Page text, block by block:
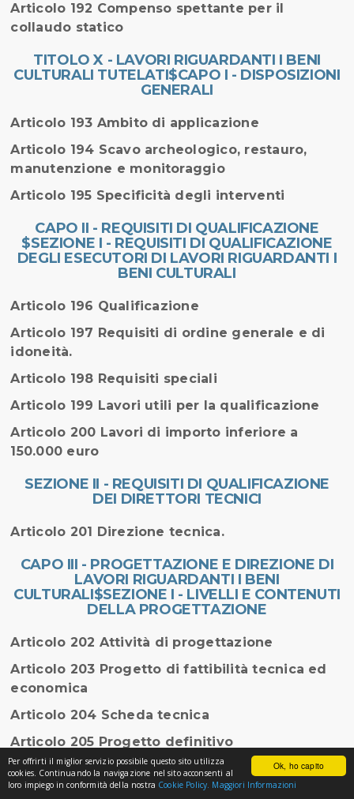
Ok, ho capito
Per offrirti il miglior servizio possibile questo sito utilizza
cookies. Continuando la navigazione nel sito acconsenti al
loro impiego in conformità della nostra Cookie Policy. Maggiori Informazioni
Articolo 192 Compenso spettante per il
collaudo statico
TITOLO X - LAVORI RIGUARDANTI I BENI
CULTURALI TUTELATI$CAPO I - DISPOSIZIONI
GENERALI
Articolo 193 Ambito di applicazione
Articolo 194 Scavo archeologico, restauro,
manutenzione e monitoraggio
Articolo 195 Specificità degli interventi
CAPO II - REQUISITI DI QUALIFICAZIONE
$SEZIONE I - REQUISITI DI QUALIFICAZIONE
DEGLI ESECUTORI DI LAVORI RIGUARDANTI I
BENI CULTURALI
Articolo 196 Qualificazione
Articolo 197 Requisiti di ordine generale e di
idoneità.
Articolo 198 Requisiti speciali
Articolo 199 Lavori utili per la qualificazione
Articolo 200 Lavori di importo inferiore a
150.000 euro
SEZIONE II - REQUISITI DI QUALIFICAZIONE
DEI DIRETTORI TECNICI
Articolo 201 Direzione tecnica.
CAPO III - PROGETTAZIONE E DIREZIONE DI
LAVORI RIGUARDANTI I BENI
CULTURALI$SEZIONE I - LIVELLI E CONTENUTI
DELLA PROGETTAZIONE
Articolo 202 Attività di progettazione
Articolo 203 Progetto di fattibilità tecnica ed
economica
Articolo 204 Scheda tecnica
Articolo 205 Progetto definitivo
Articolo 206 Progetto esecutivo
Articolo 207 Progettazione dello scavo